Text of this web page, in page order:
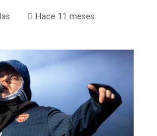
Hace 11 meses